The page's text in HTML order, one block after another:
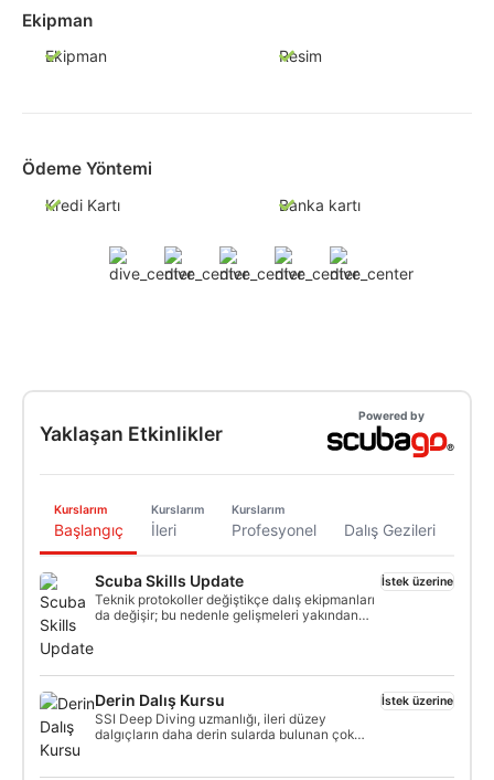
Ekipman
Ekipman Resim
Ödeme Yöntemi
Kredi Kartı Banka kartı
Yaklaşan Etkinlikler
Powered by
Kurslarım
Başlangıç
Kurslarım
İleri
Kurslarım
Profesyonel Dalış Gezileri
Scuba Skills Update
Teknik protokoller değiştikçe dalış ekipmanları
da değişir; bu nedenle gelişmeleri yakından
İstek üzerine
Derin Dalış Kursu
SSI Deep Diving uzmanlığı, ileri düzey
dalgıçların daha derin sularda bulunan çok
İstek üzerine